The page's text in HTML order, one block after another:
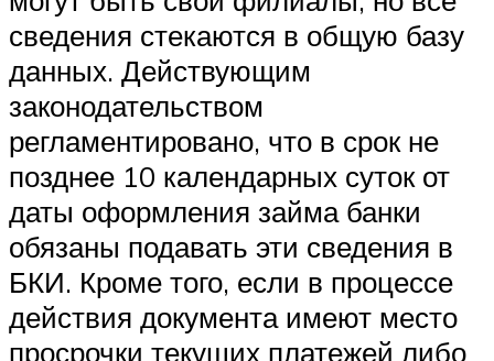
сведения стекаются в общую базу
данных. Действующим
законодательством
регламентировано, что в срок не
позднее 10 календарных суток от
даты оформления займа банки
обязаны подавать эти сведения в
БКИ. Кроме того, если в процессе
действия документа имеют место
просрочки текущих платежей либо